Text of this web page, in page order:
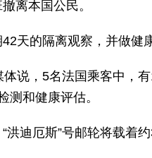
离本国公民。
天的隔离观察，并做健
说，5名法国乘客中，
测和健康评估。
迪厄斯”号邮轮将载着